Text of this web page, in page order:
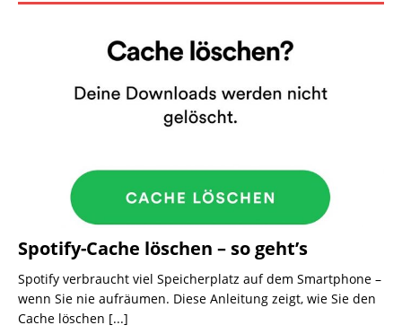
Spotify-Cache löschen – so geht’s
Spotify verbraucht viel Speicherplatz auf dem Smartphone –
wenn Sie nie aufräumen. Diese Anleitung zeigt, wie Sie den
Cache löschen [...]